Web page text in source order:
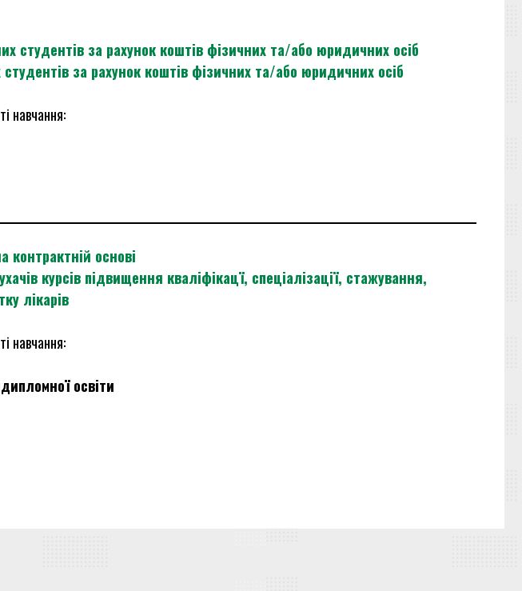
студентів за рахунок коштів фізичних та/або юридичних осіб
за рахунок коштів фізичних та/або юридичних осіб
навчання:
контрактній основі
курсів підвищення кваліфікацї, спеціалізації, стажування,
лікарів
навчання:
освіти